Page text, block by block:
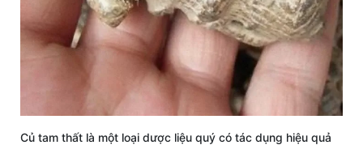
Củ tam thất là một loại dược liệu quý có tác dụng hiệu quả